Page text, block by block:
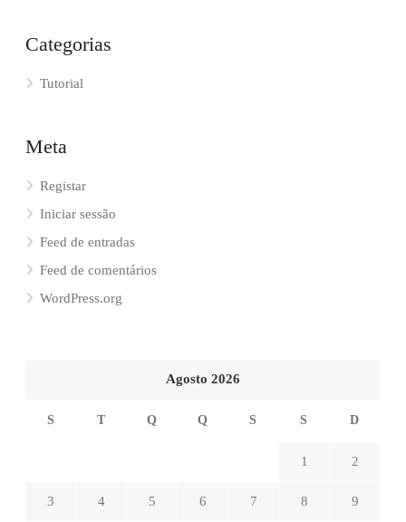
Categorias
Tutorial
Meta
Registar
Iniciar sessão
Feed de entradas
Feed de comentários
WordPress.org
Agosto 2026
S T Q Q S S D
1 2
3 4 5 6 7 8 9